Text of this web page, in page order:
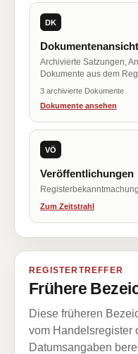
DK
Dokumentenansicht
Archivierte Satzungen,
Dokumente aus dem
3 archivierte Dokumente
Dokumente ansehen
VÖ
Veröffentlichungen
Zum Zeitstrahl
REGISTERTREFFER
Frühere
Diese früheren
vom Handelsregister
Datumsangaben